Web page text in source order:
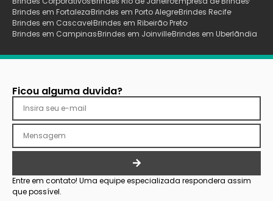
Brindes em FortalezaBrindes em Porto AlegreBrindes Recife
Brindes em CascavelBrindes em Ribeirão Preto
Brindes em CampinasBrindes em JoinvilleBrindes em Uberlãndia
Ficou alguma duvida?
Entre em contato! Uma equipe especializada respondera assim
que possível.